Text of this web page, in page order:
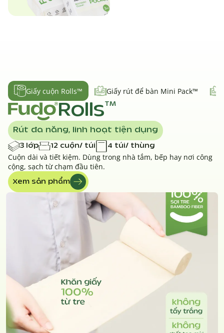
Giấy cuộn Rolls™ Giấy rút để bàn Mini Pack™
RollsTM
Rút đa năng, linh hoạt tiện dụng
3 lớp 12 cuộn/ túi 4 túi/ thùng
Cuộn dài và tiết kiệm. Dùng trong nhà tắm, bếp hay nơi công
cộng, sạch từ chạm đầu tiên.
Xem sản phẩm